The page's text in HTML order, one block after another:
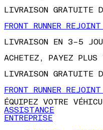
LIVRAISON GRATUITE
FRONT RUNNER
LIVRAISON EN 3–5
ACHETEZ, PAYEZ PLUS
LIVRAISON GRATUITE
FRONT RUNNER
ÉQUIPEZ VOTRE
ASSISTANCE
ENTREPRISE